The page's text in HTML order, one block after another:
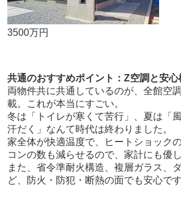
3500万円
共通のおすすめポイント：Z空調と安心
両物件共に共通しているのが、全館空
載。これが本当にすごい。
冬は「トイレが寒くて苦行」、夏は「
汗だく」なんて時代は終わりました。
家全体が快適温度で、ヒートショック
コンの数も減らせるので、家計にも優
また、省令準耐火構造、複層ガラス、
ど、防火・防犯・断熱の面でも安心です